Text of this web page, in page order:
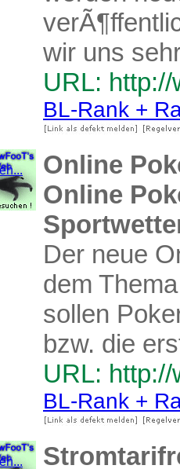
wir uns
URL:
BL-Rank +
Online
Online
Der neue
dem
sollen
bzw. die
URL:
BL-Rank +